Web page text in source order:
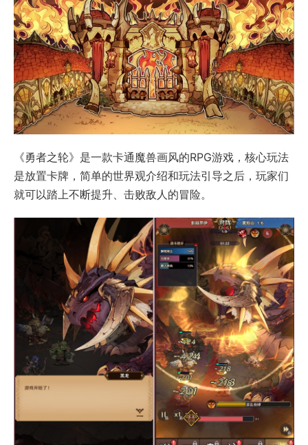
《勇者之轮》是一款卡通魔兽画风的RPG游戏，核心玩法
是放置卡牌，简单的世界观介绍和玩法引导之后，玩家们
就可以踏上不断提升、击败敌人的冒险。